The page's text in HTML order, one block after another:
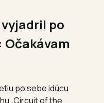
po
po sebe idúcu
„Circuit of the